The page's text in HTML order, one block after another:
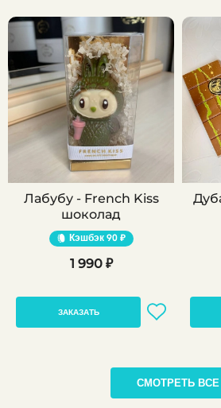
Лабубу - French Kiss
шоколад
Кэшбэк90 ₽
1 990 ₽
ЗАКАЗАТЬ
СМОТРЕТЬ ВСЕ